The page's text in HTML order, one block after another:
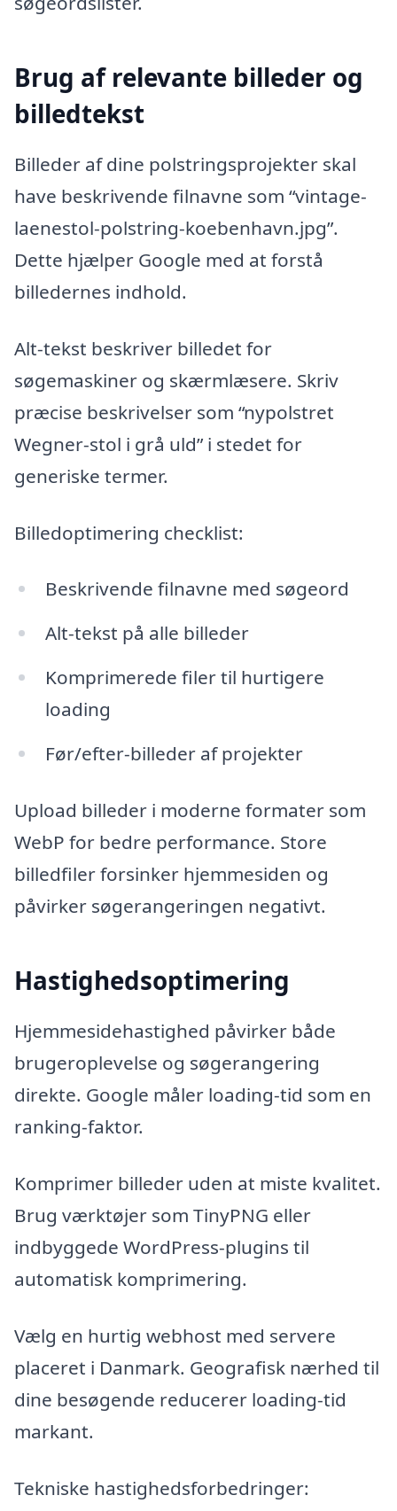
Brug af relevante billeder og
billedtekst
Billeder af dine polstringsprojekter skal
have beskrivende filnavne som “vintage-
laenestol-polstring-koebenhavn.jpg”.
Dette hjælper Google med at forstå
billedernes indhold.
Alt-tekst beskriver billedet for
søgemaskiner og skærmlæsere. Skriv
præcise beskrivelser som “nypolstret
Wegner-stol i grå uld” i stedet for
generiske termer.
Billedoptimering checklist:
Beskrivende filnavne med søgeord
Alt-tekst på alle billeder
Komprimerede filer til hurtigere
loading
Før/efter-billeder af projekter
Upload billeder i moderne formater som
WebP for bedre performance. Store
billedfiler forsinker hjemmesiden og
påvirker søgerangeringen negativt.
Hastighedsoptimering
Hjemmesidehastighed påvirker både
brugeroplevelse og søgerangering
direkte. Google måler loading-tid som en
ranking-faktor.
Komprimer billeder uden at miste kvalitet.
Brug værktøjer som TinyPNG eller
indbyggede WordPress-plugins til
automatisk komprimering.
Vælg en hurtig webhost med servere
placeret i Danmark. Geografisk nærhed til
dine besøgende reducerer loading-tid
markant.
Tekniske hastighedsforbedringer: